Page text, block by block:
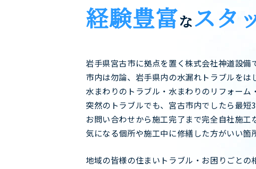
経験豊富なスタ
岩手県宮古市に拠点を置く株式会社神道設備
市内は勿論、岩手県内の水漏れトラブルをは
水まわりのトラブル・水まわりのリフォー
突然のトラブルでも、宮古市内でしたら最短
お問い合わせから施工完了まで完全自社施工
気になる個所や施工中に修繕した方がいい
地域の皆様の住まいトラブル・お困りごとの